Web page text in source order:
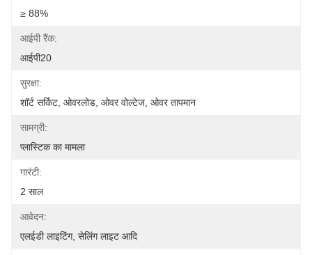
≥ 88%
आईपी रैंक:
आईपी20
सुरक्षा:
शॉर्ट सर्किट, ओवरलोड, ओवर वोल्टेज, ओवर तापमान
सामग्री:
प्लास्टिक का मामला
गारंटी:
2 साल
आवेदन:
एलईडी लाइटिंग, सेलिंग लाइट आदि